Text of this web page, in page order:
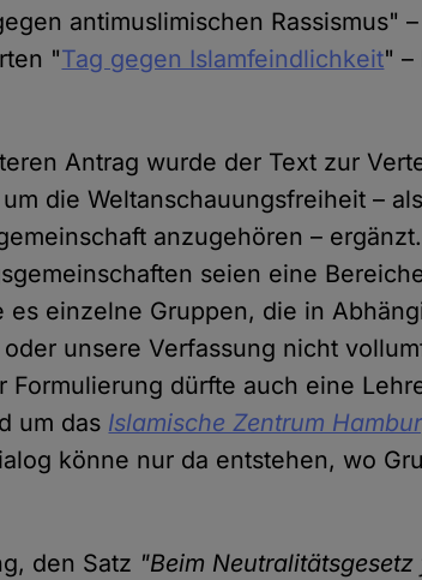
antimuslimischen Rassismus"
"Tag gegen Islamfeindlichkeit" –
Antrag wurde der Text zur
die Weltanschauungsfreiheit –
anzugehören –
seien eine
es einzelne Gruppen, die in
unsere Verfassung nicht
Formulierung dürfte auch eine
um das Islamische Zentrum
könne nur da entstehen, wo
den Satz "Beim